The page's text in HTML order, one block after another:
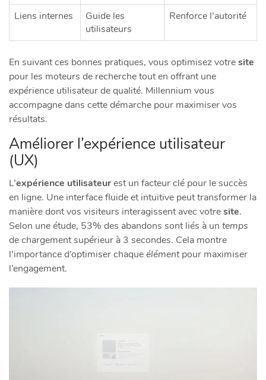
Liens internes
Guide les
utilisateurs
Renforce l’autorité
En suivant ces bonnes pratiques, vous optimisez votresite
pour les moteurs de recherche tout en offrant une
expérience utilisateur de qualité. Millennium vous
accompagne dans cette démarche pour maximiser vos
résultats.
Améliorer l’expérience utilisateur
(UX)
L’expérience utilisateurest un facteur clé pour le succès
en ligne. Une interface fluide et intuitive peut transformer la
manière dont vos visiteurs interagissent avec votresite.
Selon une étude, 53% des abandons sont liés à un temps
de chargement supérieur à 3 secondes. Cela montre
l’importance d’optimiser chaqueélémentpour maximiser
l’engagement.